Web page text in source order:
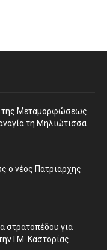
της Μεταμορφώσεως
τη Μηλιώτισσα
ο νέος Πατριάρχης
στρατοπέδου για
Ι.Μ. Καστορίας